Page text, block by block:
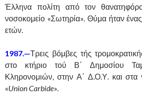
Έλληνα πολίτη από τον
νοσοκομείο «Σωτηρία». Θύμα ήταν
ετών.
1987.—Τρεις βόμβες τής
στο κτήριο τού Β΄ Δημοσίου
Κληρονομιών, στην Α΄ Δ.Ο.Υ. και στα
«Union Carbide».